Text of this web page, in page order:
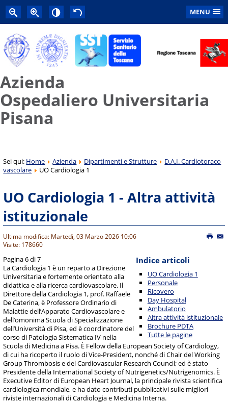
MENU
Azienda
Ospedaliero Universitaria
Pisana
Sei qui: Home Azienda Dipartimenti e Strutture
D.A.I. Cardiotoraco
vascolare
UO Cardiologia 1
UO Cardiologia 1 - Altra attività
istituzionale
Ultima modifica: Martedì, 03 Marzo 2026 10:06
Visite: 178660
Indice articoli
UO Cardiologia 1
Personale
Ricovero
Day Hospital
Ambulatorio
Altra attività istituzionale
Brochure PDTA
Tutte le pagine
Pagina 6 di 7
La Cardiologia 1 è un reparto a Direzione
Universitaria e fortemente orientato alla
didattica e alla ricerca cardiovascolare. Il
Direttore della Cardiologia 1, prof. Raffaele
De Caterina, è Professore Ordinario di
Malattie dell’Apparato Cardiovascolare e
dell’omonima Scuola di Specializzazione
dell’Università di Pisa, ed è coordinatore del
corso di Patologia Sistematica IV nella
Scuola di Medicina a Pisa. È Fellow della European Society of Cardiology,
di cui ha ricoperto il ruolo di Vice-President, nonché di Chair del Working
Group Thrombosis e del Cardiovascular Research Council; ed è stato
Presidente della International Society of Nutrigenetics/Nutrigenomics. È
Executive Editor di European Heart Journal, la principale rivista scientifica
cardiologica mondiale, e ha dato contributi pubblicativi sulle migliori
riviste internazionali di Cardiologia e Medicina Interna.